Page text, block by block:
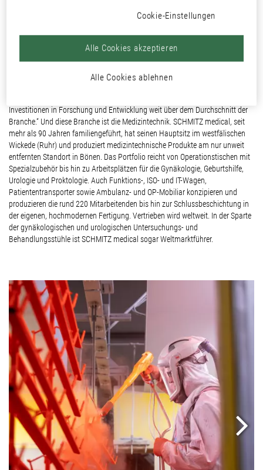
„Die funktionalen Produktaspekte Ergonomie, Mobilität sowie Hygiene und
der Designanspruch bis hin zum Farbkonzept sind fest in der DNA von
Investitionen in Forschung und Entwicklung weit über dem Durchschnitt der
Branche.“ Und diese Branche ist die Medizintechnik. SCHMITZ medical, seit
mehr als 90 Jahren familiengeführt, hat seinen Hauptsitz im westfälischen
Wickede (Ruhr) und produziert medizintechnische Produkte am nur unweit
entfernten Standort in Bönen. Das Portfolio reicht von Operationstischen mit
Spezialzubehör bis hin zu Arbeitsplätzen für die Gynäkologie, Geburtshilfe,
Urologie und Proktologie. Auch Funktions-, ISO- und IT-Wagen,
Patiententransporter sowie Ambulanz- und OP-Mobiliar konzipieren und
produzieren die rund 220 Mitarbeitenden bis hin zur Schlussbeschichtung in
der eigenen, hochmodernen Fertigung. Vertrieben wird weltweit. In der Sparte
der gynäkologischen und urologischen Untersuchungs- und
Behandlungsstühle ist SCHMITZ medical sogar Weltmarktführer.
Cookie-Einstellungen
Alle Cookies ablehnen
Alle Cookies akzeptieren